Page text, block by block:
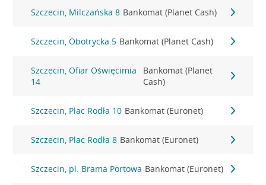
Szczecin, Milczańska 8 Bankomat (Planet Cash)
Szczecin, Obotrycka 5 Bankomat (Planet Cash)
Szczecin, Ofiar Oświęcimia
14
Bankomat (Planet
Cash)
Szczecin, Plac Rodła 10 Bankomat (Euronet)
Szczecin, Plac Rodła 8 Bankomat (Euronet)
Szczecin, pl. Brama Portowa Bankomat (Euronet)